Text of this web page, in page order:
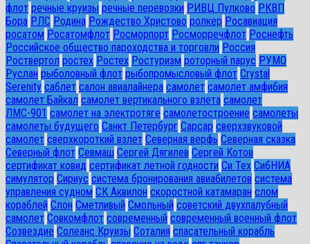
флот речные круизы речные перевозки РИВЦ Пулково РКВП
Бора РЛС Родина Рождество Христово ролкер Росавиация
росатом Росатомфлот Росморпорт Росморречфлот Роснефть
Российское общество пароходства и торговли Россия
Роствертол ростех Ростех Ростуризм роторный парус РУМО
Руслан рыболовный флот рыбопромысловый флот Сrystal
Serenity саблет салон авиалайнера самолет самолет амфибия
самолет Байкал самолет вертикального взлета самолет
ЛМС-901 самолет на электротяге самолетостроение самолеты
самолеты будущего Санкт Петербург Сарсар сверхзвуковой
самолет сверхкороткий взлет Северная верфь Северная сказка
Северный флот Севмаш Сергей Дягилев Сергей Котов
сертификат ковид сертификат летной годности Си Тех СибНИА
симулятор Сириус система бронирования авиабилетов система
управления судном СК Аквилон скоростной катамаран слом
кораблей Слон Сметливый Смольный советский двухпалубный
самолет Совкомфлот современный современный военный флот
Созвездие Солеанс Круизы Соталия спасательный корабль